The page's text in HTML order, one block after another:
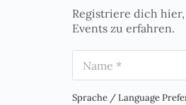
Registriere dich
Events zu erfahren.
m
e
Sprache / Language